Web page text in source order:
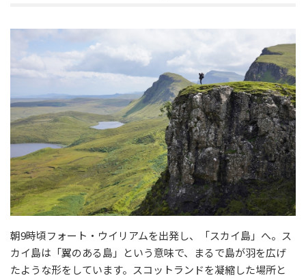
朝9時頃フォート・ウイリアムを出発し、「スカイ島」へ。ス
カイ島は「翼のある島」という意味で、まるで島が羽を広げ
たような形をしています。スコットランドを凝縮した場所と